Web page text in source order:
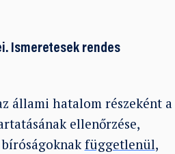
Ismeretesek rendes
állami hatalom részeként a
ellenőrzése,
függetlenül,